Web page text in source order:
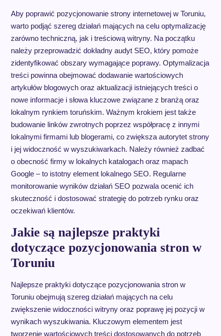
Aby poprawić pozycjonowanie strony internetowej w Toruniu,
warto podjąć szereg działań mających na celu optymalizację
zarówno techniczną, jak i treściową witryny. Na początku
należy przeprowadzić dokładny audyt SEO, który pomoże
zidentyfikować obszary wymagające poprawy. Optymalizacja
treści powinna obejmować dodawanie wartościowych
artykułów blogowych oraz aktualizacji istniejących treści o
nowe informacje i słowa kluczowe związane z branżą oraz
lokalnym rynkiem toruńskim. Ważnym krokiem jest także
budowanie linków zwrotnych poprzez współpracę z innymi
lokalnymi firmami lub blogerami, co zwiększa autorytet strony
i jej widoczność w wyszukiwarkach. Należy również zadbać
o obecność firmy w lokalnych katalogach oraz mapach
Google – to istotny element lokalnego SEO. Regularne
monitorowanie wyników działań SEO pozwala ocenić ich
skuteczność i dostosować strategię do potrzeb rynku oraz
oczekiwań klientów.
Jakie są najlepsze praktyki
dotyczące pozycjonowania stron w
Toruniu
Najlepsze praktyki dotyczące pozycjonowania stron w
Toruniu obejmują szereg działań mających na celu
zwiększenie widoczności witryny oraz poprawę jej pozycji w
wynikach wyszukiwania. Kluczowym elementem jest
tworzenie wartościowych treści dostosowanych do potrzeb